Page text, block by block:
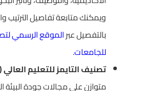
ويمكنك متابعة تفاصيل الترتيب
بالتفصيل عبر
للجامعات.
تصنيف التايمز للتعليم العالي (THE):
متوازن على مجالات جودة البيئة